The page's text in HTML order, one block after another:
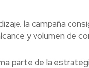
la campaña
y volumen de
parte de la